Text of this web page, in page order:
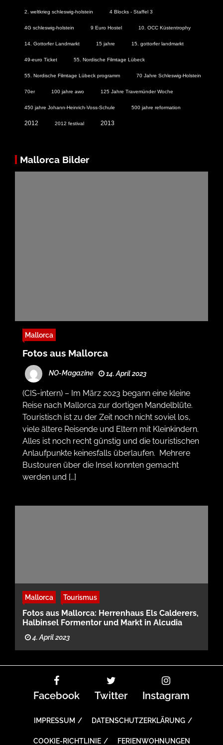
2. weltkrieg schleswig-holstein 4 Blocks - Staffel 3
4G schleswig-holstein 9 Euro Hostel 10. OCC Küstentrophy
14. Gottorfer Landmarkt 15 jahre 15. gottorfer landmarkt
49-euro Ticket 55. Nordische Filmtage Lübeck
55. Nordische Filmtage Lübeck programm 70 Jahre Schleswig-Holstein
70er 100 jahre awo 125 Jahre Travemünder Woche
450 jahre Johann-Heinrich-Voss-Schule 500 jahre reformation
2012 2012 festival 2013
Mallorca Bilder
Mallorca
Fotos aus Mallorca
NO-Magazine 14. April 2023
(CIS-intern) – Im März 2023 begann eine kleine
Reise nach Mallorca zur dortigen Mandelblüte.
Touristisch ist zu der Zeit noch nicht soviel los,
viele ältere Reisende und Eltern mit Kleinkindern.
Alles ist noch recht günstig und die touristischen
Anlaufpunkte keinesfalls überlaufen. Mehrere
Bustouren über die Insel konnten gemacht
werden und […]
Mallorca Tourismus
Fotos aus Mallorca: Herrenhaus Els Calderers,
Halbinsel Formentor und Markt in Alcudia
4. April 2023
Facebook Twitter Instagram
IMPRESSUM DATENSCHUTZERKLÄRUNG
COOKIE-RICHTLINIE FERIENWOHNUNGEN